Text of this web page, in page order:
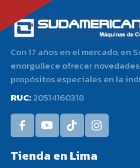
Con 17 años en el mercado, en
enorgullece ofrecer
propósitos especiales en la
RUC:20514160318
Tienda en Lima